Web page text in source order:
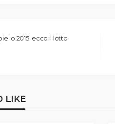
2015: ecco il lotto
LIKE